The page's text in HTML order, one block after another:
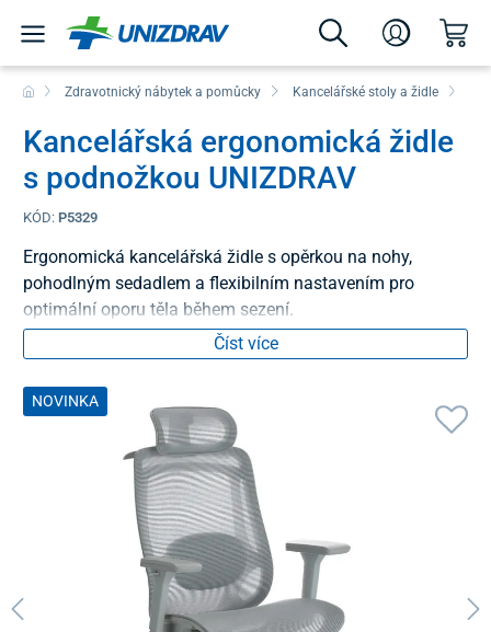
Zdravotnický nábytek a pomůcky Kancelářské stoly a židle
Kancelářská ergonomická židle
s podnožkou UNIZDRAV
KÓD: P5329
Ergonomická kancelářská židle s opěrkou na nohy,
pohodlným sedadlem a flexibilním nastavením pro
optimální oporu těla během sezení.
Číst více
NOVINKA